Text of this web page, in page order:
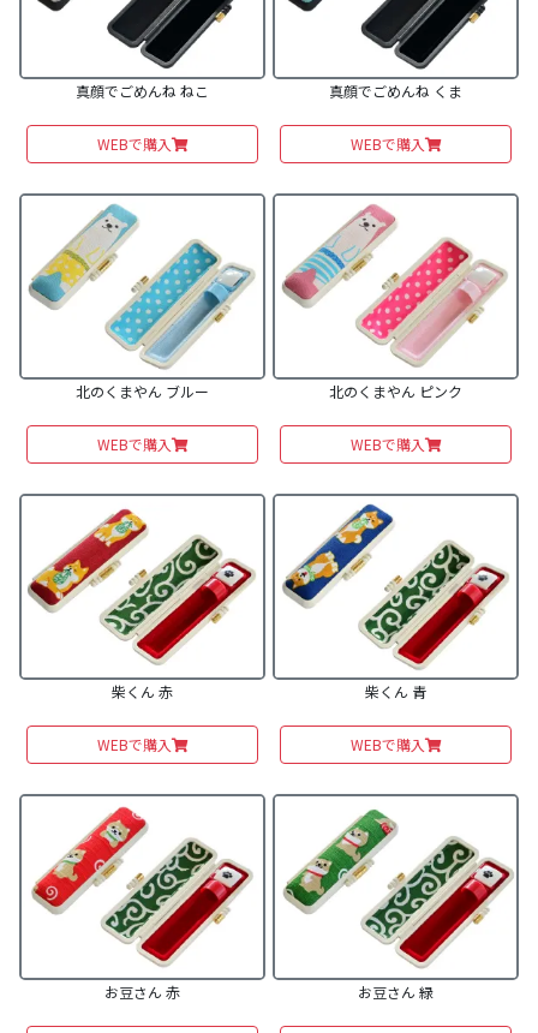
真顔でごめんね ねこ
WEBで購入
真顔でごめんね くま
WEBで購入
北のくまやん ブルー
WEBで購入
北のくまやん ピンク
WEBで購入
柴くん 赤
WEBで購入
柴くん 青
WEBで購入
お豆さん 赤 お豆さん 緑